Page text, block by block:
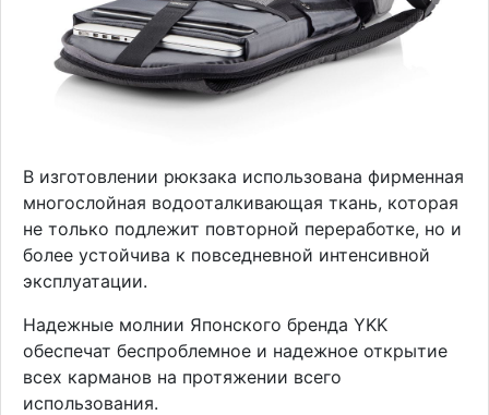
В изготовлении рюкзака использована фирменная
многослойная водооталкивающая ткань, которая
не только подлежит повторной переработке, но и
более устойчива к повседневной интенсивной
эксплуатации.
Надежные молнии Японского бренда YKK
обеспечат беспроблемное и надежное открытие
всех карманов на протяжении всего
использования.